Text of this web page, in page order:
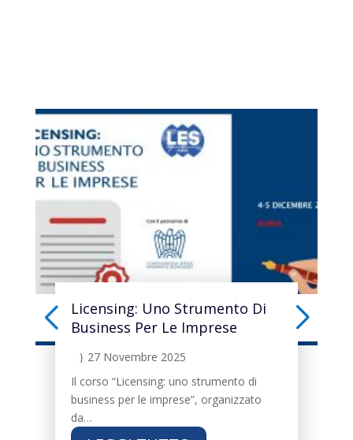
Licensing: Uno Strumento Di
Business Per Le Imprese
} 27 Novembre 2025
Il corso “Licensing: uno strumento di
business per le imprese”, organizzato
da…